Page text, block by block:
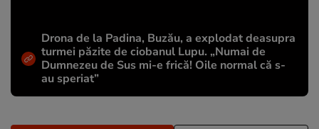
Drona de la Padina, Buzău, a explodat deasupra
turmei păzite de ciobanul Lupu. „Numai de
Dumnezeu de Sus mi-e frică! Oile normal că s-
au speriat”